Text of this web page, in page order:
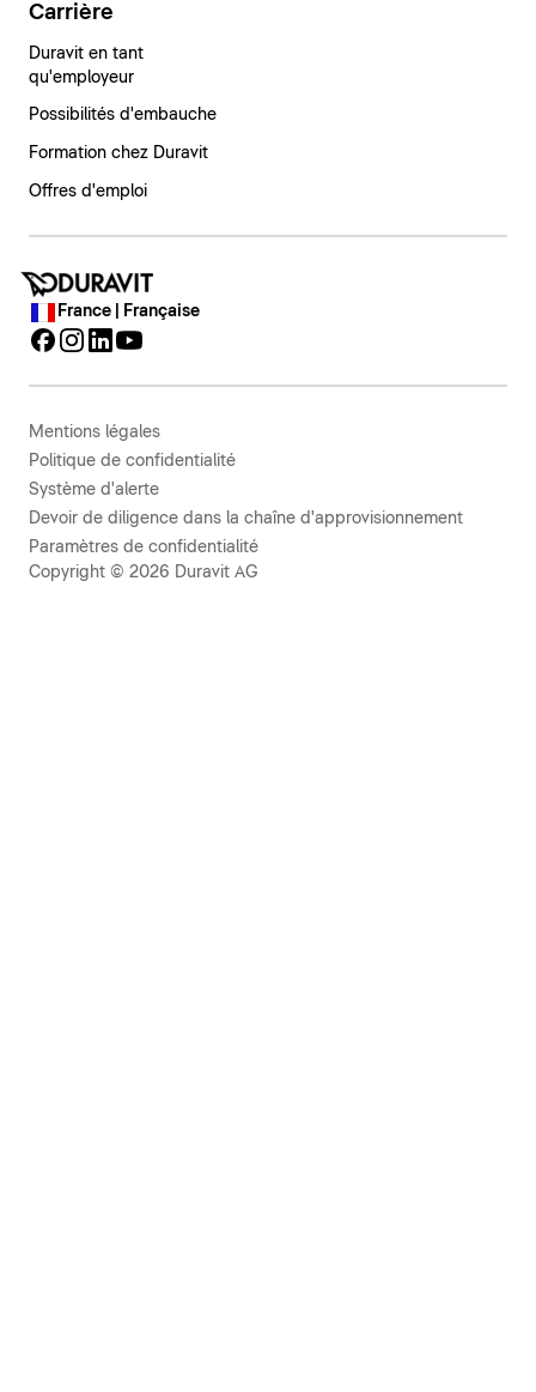
Carrière
Duravit en tant
qu'employeur
Possibilités d'embauche
Formation chez Duravit
Offres d'emploi
France | Française
Mentions légales
Politique de confidentialité
Système d'alerte
Devoir de diligence dans la chaîne d'approvisionnement
Paramètres de confidentialité
Copyright © 2026 Duravit AG